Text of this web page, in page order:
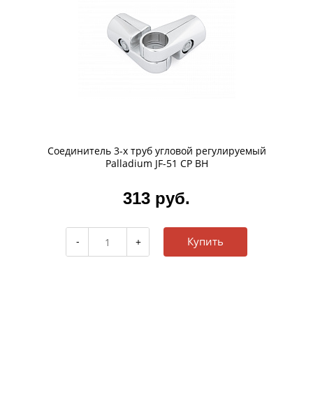
Соединитель 3-х труб угловой регулируемый
Palladium JF-51 CP BH
313 руб.
Купить